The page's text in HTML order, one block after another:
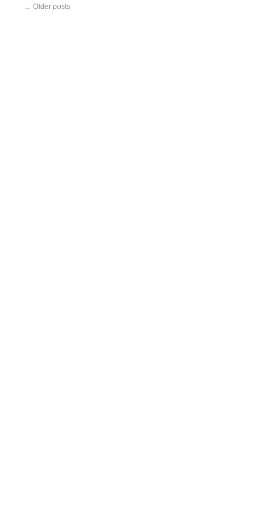
← Older posts